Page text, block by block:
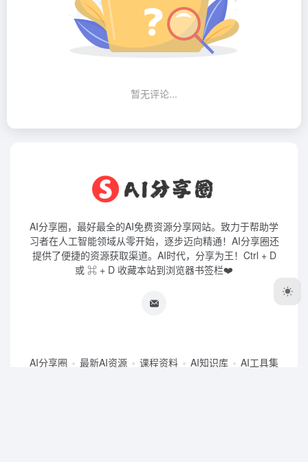
暂无评论...
AI分享圈，最好最全的AI免费资源分享网站。致力于帮助学
习者在人工智能领域从零开始，逐步迈向精通！AI分享圈还
提供了便捷的资源获取渠道。AI时代，分享为王！Ctrl + D
或 ⌘ + D 收藏本站到浏览器书签栏❤️
AI分享圈 最新AI资源 课程资料 AI知识库
AI工具集